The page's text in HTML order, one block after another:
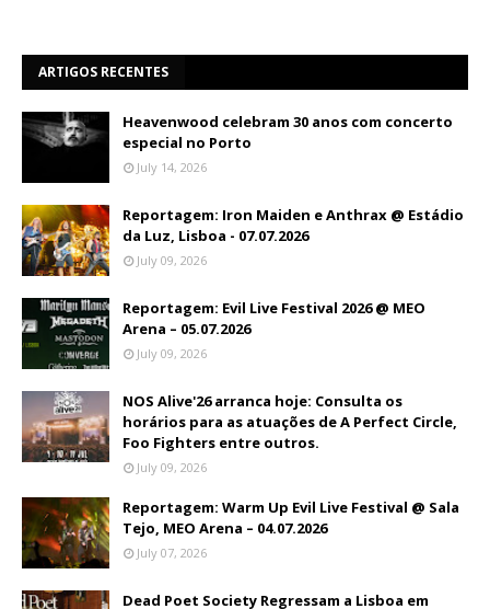
ARTIGOS RECENTES
Heavenwood celebram 30 anos com concerto
especial no Porto
July 14, 2026
Reportagem: Iron Maiden e Anthrax @ Estádio
da Luz, Lisboa - 07.07.2026
July 09, 2026
Reportagem: Evil Live Festival 2026 @ MEO
Arena – 05.07.2026
July 09, 2026
NOS Alive'26 arranca hoje: Consulta os
horários para as atuações de A Perfect Circle,
Foo Fighters entre outros.
July 09, 2026
Reportagem: Warm Up Evil Live Festival @ Sala
Tejo, MEO Arena – 04.07.2026
July 07, 2026
Dead Poet Society Regressam a Lisboa em